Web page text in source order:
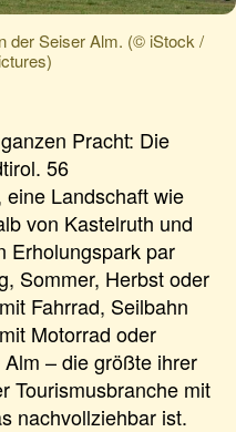
der Seiser Alm. (© iStock /
Pracht: Die
56
Landschaft wie
von Kastelruth und
Erholungspark par
Sommer, Herbst oder
Fahrrad, Seilbahn
Motorrad oder
– die größte ihrer
Tourismusbranche mit
nachvollziehbar ist.